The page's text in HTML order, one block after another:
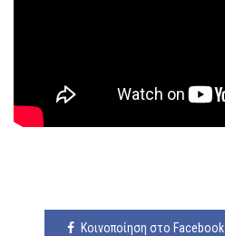
Κοινοποίηση στο Facebook